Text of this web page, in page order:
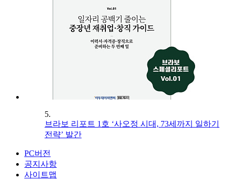
5.
브라보 리포트 1호 ‘사오정 시대, 73세까지 일하기
전략’ 발간
PC버전
공지사항
사이트맵